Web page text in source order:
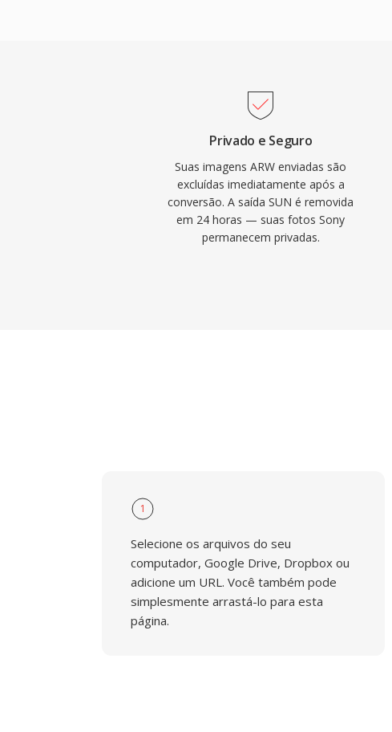
Privado e Seguro
Suas imagens ARW enviadas são
excluídas imediatamente após a
conversão. A saída SUN é removida
em 24 horas — suas fotos Sony
permanecem privadas.
1
Selecione os arquivos do seu
computador, Google Drive, Dropbox ou
adicione um URL. Você também pode
simplesmente arrastá-lo para esta
página.